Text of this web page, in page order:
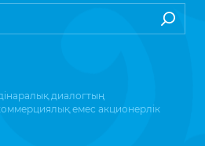
диалогтың
емес акционерлік